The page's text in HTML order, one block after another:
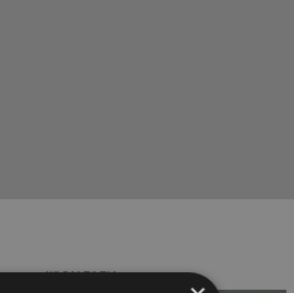
ΨΥΧΑΓΩΓΙΑ